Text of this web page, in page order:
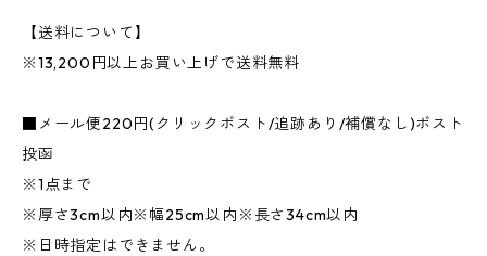
【送料について】
※13,200円以上お買い上げで送料無料
■メール便220円(クリックポスト/追跡あり/補償なし)ポスト
投函
※1点まで
※厚さ3cm以内※幅25cm以内※長さ34cm以内
※日時指定はできません。